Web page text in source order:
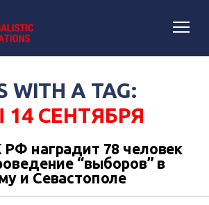
WITH A TAG:
СЕНТЯБРЯ
наградит 78 человек
“выборов” в
и Севастополе